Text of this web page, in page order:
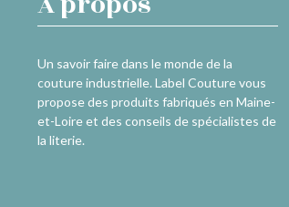
Un savoir faire dans le monde de la
couture industrielle. Label Couture vous
propose des produits fabriqués en Maine-
et-Loire et des conseils de spécialistes de
la literie.